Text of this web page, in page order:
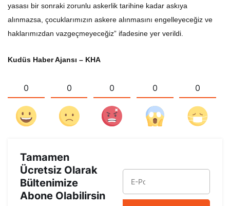
yasası bir sonraki zorunlu askerlik tarihine kadar askıya
alınmazsa, çocuklarımızın askere alınmasını engelleyeceğiz ve
haklarımızdan vazgeçmeyeceğiz” ifadesine yer verildi.
Kudüs Haber Ajansı – KHA
0 0 0 0 0
Tamamen
Ücretsiz Olarak
Bültenimize
Abone Olabilirsin